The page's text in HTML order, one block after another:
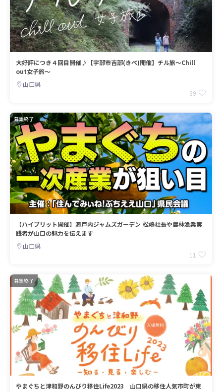
大好評につき４回目開催♪【宇部市吉部(きべ)開催】チル旅～Chill
out女子旅～
山口県
39
募集終了
【ハイブリット開催】瀬戸内ジャムズガーデン 松嶋社長や農林漁業実
践者が山口の魅力を伝えます
山口県
11
募集終了
やまぐちと津和野のんびり移住Life2023 山口県の移住人気市町が東